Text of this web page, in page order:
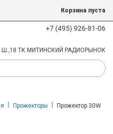
Корзина пуста
+7 (495) 926-81-06
ТК МИТИНСКИЙ РАДИОРЫНОК
Прожекторы
Прожектор 30W